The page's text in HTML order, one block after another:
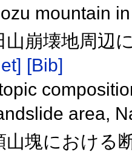
mountain
山崩壊地周辺
[Bib]
area,
山塊における